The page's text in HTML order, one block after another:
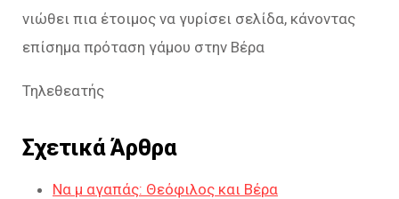
νιώθει πια έτοιμος να γυρίσει σελίδα, κάνοντας
επίσημα πρόταση γάμου στην Βέρα
Τηλεθεατής
Σχετικά Άρθρα
Να μ αγαπάς: Θεόφιλος και Βέρα